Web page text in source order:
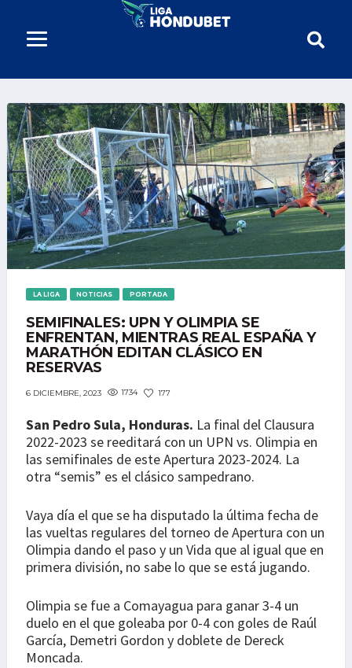
LA LIGA NOTICIAS PORTADA
SEMIFINALES: UPN Y OLIMPIA SE
ENFRENTAN, MIENTRAS REAL ESPAÑA Y
MARATHÓN EDITAN CLÁSICO EN
RESERVAS
6 DICIEMBRE, 2023 1734 177
San Pedro Sula, Honduras. La final del Clausura
2022-2023 se reeditará con un UPN vs. Olimpia en
las semifinales de este Apertura 2023-2024. La
otra “semis” es el clásico sampedrano.
Vaya día el que se ha disputado la última fecha de
las vueltas regulares del torneo de Apertura con un
Olimpia dando el paso y un Vida que al igual que en
primera división, no sabe lo que se está jugando.
Olimpia se fue a Comayagua para ganar 3-4 un
duelo en el que goleaba por 0-4 con goles de Raúl
García, Demetri Gordon y doblete de Dereck
Moncada.